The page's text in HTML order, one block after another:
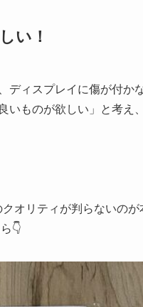
い！
ディスプレイに傷が付か
ものが欲しい」と考え
オリティが判らないのが
👇